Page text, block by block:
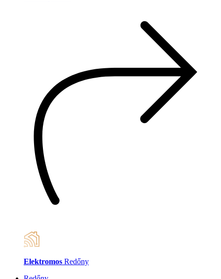
Elektromos Redőny